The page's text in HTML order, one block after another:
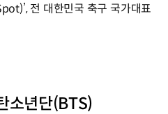
전 대한민국 축구 국가대표
소년단(BTS)